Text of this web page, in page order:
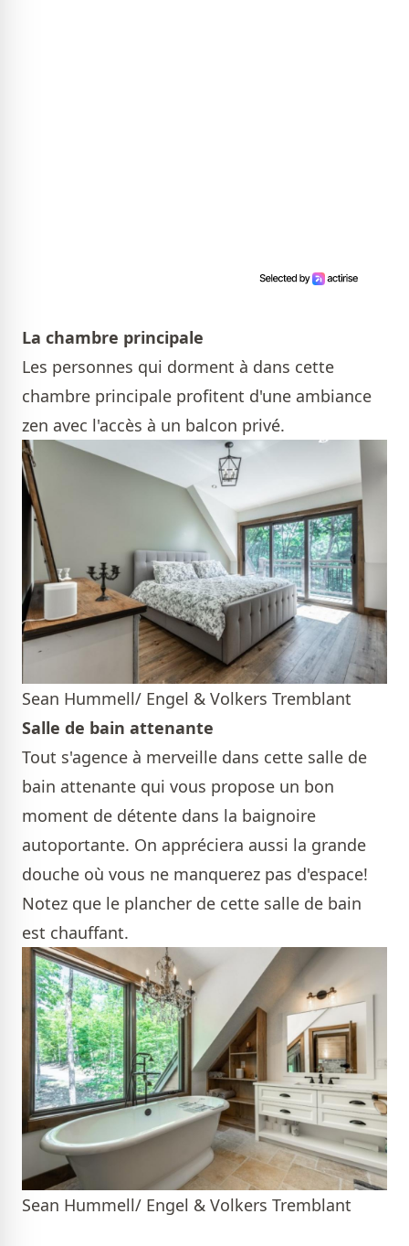
La chambre principale
Les personnes qui dorment à dans cette
chambre principale profitent d'une ambiance
zen avec l'accès à un balcon privé.
Sean Hummell/ Engel & Volkers Tremblant
Salle de bain attenante
Tout s'agence à merveille dans cette salle de
bain attenante qui vous propose un bon
moment de détente dans la baignoire
autoportante. On appréciera aussi la grande
douche où vous ne manquerez pas d'espace!
Notez que le plancher de cette salle de bain
est chauffant.
Sean Hummell/ Engel & Volkers Tremblant